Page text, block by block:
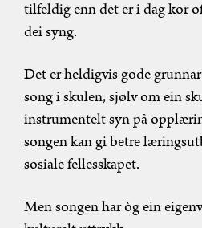
tilfeldig enn det er i dag kor
dei syng.
Det er heldigvis gode
song i skulen, sjølv om ein
instrumentelt syn på
songen kan gi betre
sosiale fellesskapet.
Men songen har òg ein